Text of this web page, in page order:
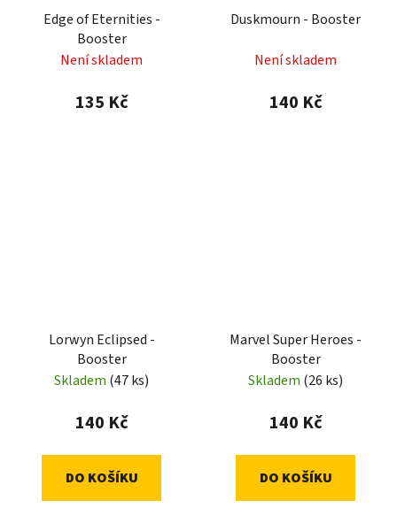
Edge of Eternities -
Booster
Není skladem
135 Kč
Duskmourn - Booster
Není skladem
140 Kč
Lorwyn Eclipsed -
Booster
Skladem (47 ks)
140 Kč
DO KOŠÍKU
Marvel Super Heroes -
Booster
Skladem (26 ks)
140 Kč
DO KOŠÍKU